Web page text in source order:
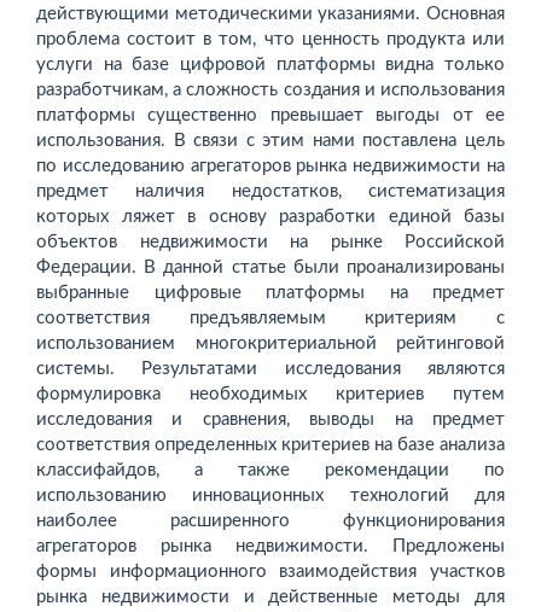
действующими методическими указаниями. Основная
проблема состоит в том, что ценность продукта или
услуги на базе цифровой платформы видна только
разработчикам, а сложность создания и использования
платформы существенно превышает выгоды от ее
использования. В связи с этим нами поставлена цель
по исследованию агрегаторов рынка недвижимости на
предмет наличия недостатков, систематизация
которых ляжет в основу разработки единой базы
объектов недвижимости на рынке Российской
Федерации. В данной статье были проанализированы
выбранные цифровые платформы на предмет
соответствия предъявляемым критериям с
использованием многокритериальной рейтинговой
системы. Результатами исследования являются
формулировка необходимых критериев путем
исследования и сравнения, выводы на предмет
соответствия определенных критериев на базе анализа
классифайдов, а также рекомендации по
использованию инновационных технологий для
наиболее расширенного функционирования
агрегаторов рынка недвижимости. Предложены
формы информационного взаимодействия участков
рынка недвижимости и действенные методы для